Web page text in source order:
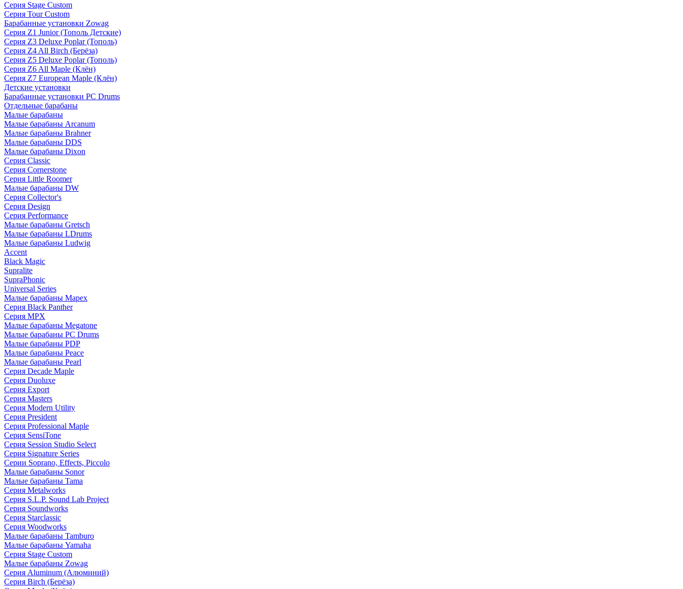
Серия Stage Custom
Серия Tour Custom
Барабанные установки Zowag
Серия Z1 Junior (Тополь Детские)
Серия Z3 Deluxe Poplar (Тополь)
Серия Z4 All Birch (Берёза)
Серия Z5 Deluxe Poplar (Тополь)
Серия Z6 All Maple (Клён)
Серия Z7 European Maple (Клён)
Детские установки
Барабанные установки PC Drums
Отдельные барабаны
Малые барабаны
Малые барабаны Arcanum
Малые барабаны Brahner
Малые барабаны DDS
Малые барабаны Dixon
Серия Classic
Серия Cornerstone
Серия Little Roomer
Малые барабаны DW
Серия Collector's
Серия Design
Серия Performance
Малые барабаны Gretsch
Малые барабаны LDrums
Малые барабаны Ludwig
Accent
Black Magic
Supralite
SupraPhonic
Universal Series
Малые барабаны Mapex
Серия Black Panther
Серия MPX
Малые барабаны Megatone
Малые барабаны PC Drums
Малые барабаны PDP
Малые барабаны Peace
Малые барабаны Pearl
Серия Decade Maple
Серия Duoluxe
Серия Export
Серия Masters
Серия Modern Utility
Серия President
Серия Professional Maple
Серия SensiTone
Серия Session Studio Select
Серия Signature Series
Серии Soprano, Effects, Piccolo
Малые барабаны Sonor
Малые барабаны Tama
Серия Metalworks
Серия S.L.P. Sound Lab Project
Серия Soundworks
Серия Starclassic
Серия Woodworks
Малые барабаны Tamburo
Малые барабаны Yamaha
Серия Stage Custom
Малые барабаны Zowag
Серия Aluminum (Алюминий)
Серия Birch (Берёза)